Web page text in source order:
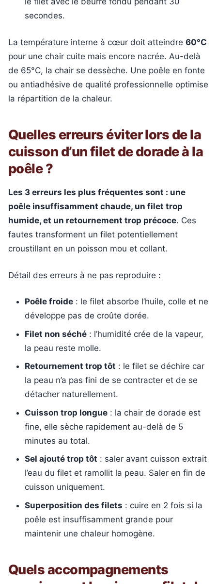
secondes.
La température interne à cœur doit atteindre 60°C
pour une chair cuite mais encore nacrée. Au-delà
de 65°C, la chair se dessèche. Une poêle en fonte
ou antiadhésive de qualité professionnelle optimise
la répartition de la chaleur.
Quelles erreurs éviter lors de la
cuisson d’un filet de dorade à la
poêle ?
Les 3 erreurs les plus fréquentes sont : une
poêle insuffisamment chaude, un filet trop
humide, et un retournement trop précoce. Ces
fautes transforment un filet potentiellement
croustillant en un poisson mou et collant.
Détail des erreurs à ne pas reproduire :
Poêle froide : le filet absorbe l’huile, colle et ne
développe pas de croûte dorée.
Filet non séché : l’humidité crée de la vapeur,
la peau reste molle.
Retournement trop tôt : le filet se déchire car
la peau n’a pas fini de se contracter et de se
détacher naturellement.
Cuisson trop longue : la chair de dorade est
fine, elle sèche rapidement au-delà de 5
minutes au total.
Sel ajouté trop tôt : saler avant cuisson extrait
l’eau du filet et ramollit la peau. Saler en fin de
cuisson uniquement.
Superposition des filets : cuire en 2 fois si la
poêle est insuffisamment grande pour
maintenir une chaleur homogène.
Quels accompagnements